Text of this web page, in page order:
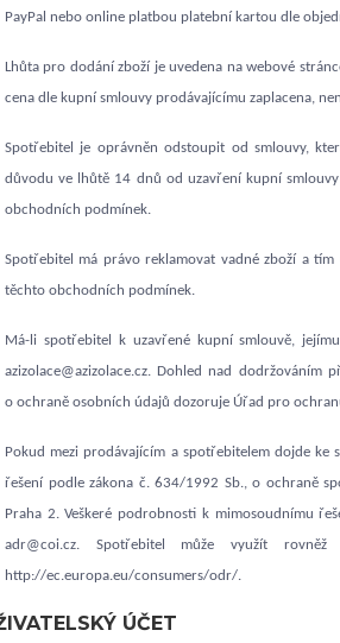
PayPal nebo online platbou platební kartou dle
Lhůta pro dodání zboží je uvedena na webové
cena dle kupní smlouvy prodávajícímu zaplacena,
Spotřebitel je oprávněn odstoupit od smlouvy,
důvodu ve lhůtě 14 dnů od uzavření kupní
obchodních podmínek.
Spotřebitel má právo reklamovat vadné zboží a
těchto obchodních podmínek.
Má-li spotřebitel k uzavřené kupní smlouvě,
azizolace@azizolace.cz. Dohled nad dodržováním
o ochraně osobních údajů dozoruje Úřad pro
Pokud mezi prodávajícím a spotřebitelem dojde
řešení podle zákona č. 634/1992 Sb., o ochraně
Praha 2. Veškeré podrobnosti k mimosoudnímu
adr@coi.cz. Spotřebitel může využít
http://ec.europa.eu/consumers/odr/.
ÚČET